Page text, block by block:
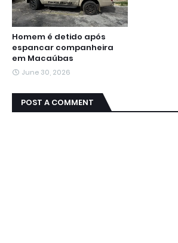
Homem é detido após
espancar companheira
em Macaúbas
June 30, 2026
POST A COMMENT